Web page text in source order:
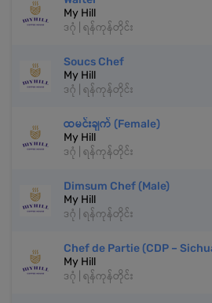
My Hill
ဒဂုံ | ရန်ကုန်တိုင်း
Soucs Chef
My Hill
ဒဂုံ | ရန်ကုန်တိုင်း
ထမင်းချက် (Female)
My Hill
ဒဂုံ | ရန်ကုန်တိုင်း
Dimsum Chef (Male)
My Hill
ဒဂုံ | ရန်ကုန်တိုင်း
Chef de Partie (CDP –
My Hill
ဒဂုံ | ရန်ကုန်တိုင်း